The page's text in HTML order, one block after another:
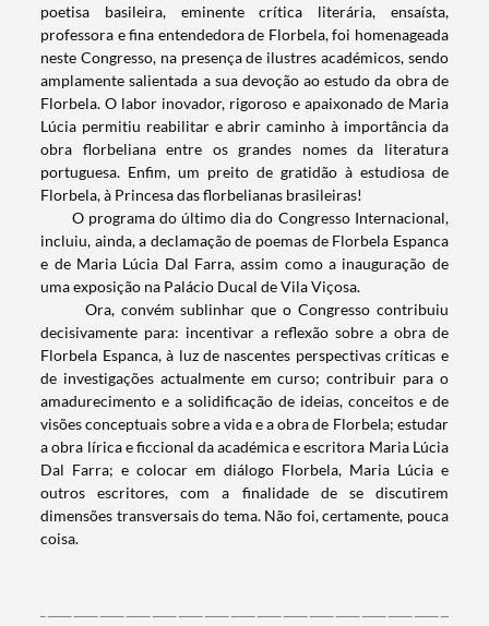
Termo de Pesquisa
Categorias gerais
Filtros
poetisa basileira, eminente crítica literária, ensaísta,
professora e fina entendedora de Florbela, foi homenageada
neste Congresso, na presença de ilustres académicos, sendo
amplamente salientada a sua devoção ao estudo da obra de
Florbela. O labor inovador, rigoroso e apaixonado de Maria
Lúcia permitiu reabilitar e abrir caminho à importância da
obra florbeliana entre os grandes nomes da literatura
portuguesa. Enfim, um preito de gratidão à estudiosa de
Florbela, à Princesa das florbelianas brasileiras!
O programa do último dia do Congresso Internacional,
incluiu, ainda, a declamação de poemas de Florbela Espanca
e de Maria Lúcia Dal Farra, assim como a inauguração de
uma exposição na Palácio Ducal de Vila Viçosa.
Ora, convém sublinhar que o Congresso contribuiu
decisivamente para: incentivar a reflexão sobre a obra de
Florbela Espanca, à luz de nascentes perspectivas críticas e
de investigações actualmente em curso; contribuir para o
amadurecimento e a solidificação de ideias, conceitos e de
visões conceptuais sobre a vida e a obra de Florbela; estudar
a obra lírica e ficcional da académica e escritora Maria Lúcia
Dal Farra; e colocar em diálogo Florbela, Maria Lúcia e
outros escritores, com a finalidade de se discutirem
dimensões transversais do tema. Não foi, certamente, pouca
coisa.